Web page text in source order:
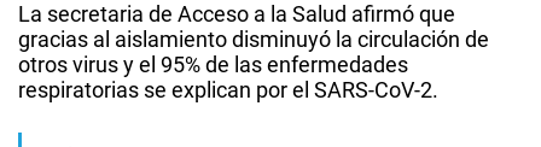
La secretaria de Acceso a la Salud afirmó que
gracias al aislamiento disminuyó la circulación de
otros virus y el 95% de las enfermedades
respiratorias se explican por el SARS-CoV-2.